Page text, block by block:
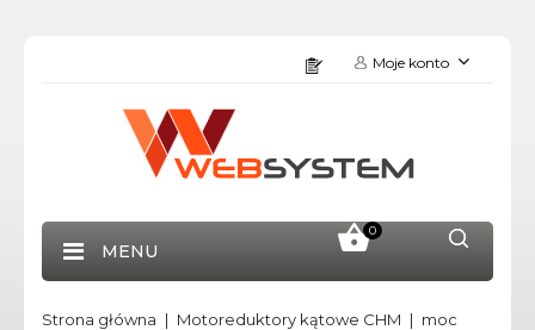
Moje konto
0
MENU
Strona główna Motoreduktory kątowe CHM
moc